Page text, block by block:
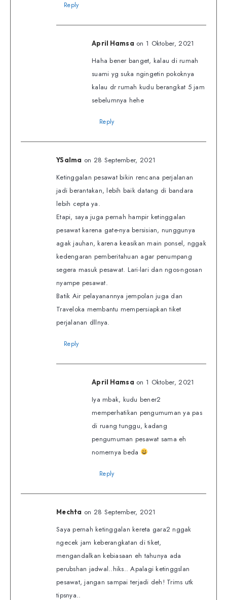
Reply
April Hamsa on 1 Oktober, 2021
Haha bener banget, kalau di rumah
suami yg suka ngingetin pokoknya
kalau dr rumah kudu berangkat 5 jam
sebelumnya hehe
Reply
YSalma on 28 September, 2021
Ketinggalan pesawat bikin rencana perjalanan
jadi berantakan, lebih baik datang di bandara
lebih cepta ya.
Etapi, saya juga pernah hampir ketinggalan
pesawat karena gate-nya bersisian, nunggunya
agak jauhan, karena keasikan main ponsel, nggak
kedengaran pemberitahuan agar penumpang
segera masuk pesawat. Lari-lari dan ngos-ngosan
nyampe pesawat.
Batik Air pelayanannya jempolan juga dan
Traveloka membantu mempersiapkan tiket
perjalanan dllnya.
Reply
April Hamsa on 1 Oktober, 2021
Iya mbak, kudu bener2
memperhatikan pengumuman ya pas
di ruang tunggu, kadang
pengumuman pesawat sama eh
nomernya beda
Reply
Mechta on 28 September, 2021
Saya pernah ketinggalan kereta gara2 nggak
ngecek jam keberangkatan di tiket,
mengandalkan kebiasaan eh tahunya ada
perubshan jadwal..hiks.. Apalagi ketinggslan
pesawat, jangan sampai terjadi deh! Trims utk
tipsnya..